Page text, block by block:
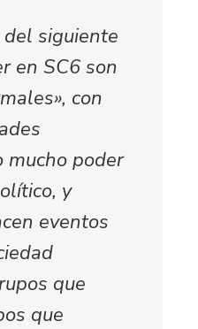
siguiente
en SC6 son
con
mucho poder
y
eventos
que
que